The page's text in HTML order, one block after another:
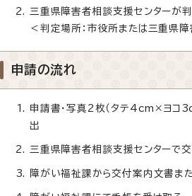
三重県障害者相談支援センターが
＜判定場所：市役所または三重県
申請の流れ
申請書・写真2枚（タテ4cm×ヨコ
出
三重県障害者相談支援センターで交
障がい福祉課から交付案内文書ま